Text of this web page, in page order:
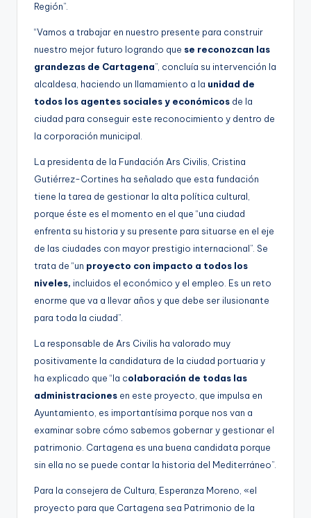
Región”.
“Vamos a trabajar en nuestro presente para construir
nuestro mejor futuro logrando que se reconozcan las
grandezas de Cartagena”, concluía su intervención la
alcaldesa, haciendo un llamamiento a la unidad de
todos los agentes sociales y económicos de la
ciudad para conseguir este reconocimiento y dentro de
la corporación municipal.
La presidenta de la Fundación Ars Civilis, Cristina
Gutiérrez-Cortines ha señalado que esta fundación
tiene la tarea de gestionar la alta política cultural,
porque éste es el momento en el que “una ciudad
enfrenta su historia y su presente para situarse en el eje
de las ciudades con mayor prestigio internacional”. Se
trata de “un proyecto con impacto a todos los
niveles, incluidos el económico y el empleo. Es un reto
enorme que va a llevar años y que debe ser ilusionante
para toda la ciudad”.
La responsable de Ars Civilis ha valorado muy
positivamente la candidatura de la ciudad portuaria y
ha explicado que “la colaboración de todas las
administraciones en este proyecto, que impulsa en
Ayuntamiento, es importantísima porque nos van a
examinar sobre cómo sabemos gobernar y gestionar el
patrimonio. Cartagena es una buena candidata porque
sin ella no se puede contar la historia del Mediterráneo”.
Para la consejera de Cultura, Esperanza Moreno, «el
proyecto para que Cartagena sea Patrimonio de la